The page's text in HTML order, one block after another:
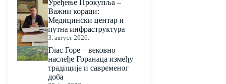
Уређење Прокупља –
Важни кораци:
Медицински центар и
путна инфраструктура
3. август 2026.
Глас Горе – вековно
наслеђе Горанаца између
традиције и савременог
доба